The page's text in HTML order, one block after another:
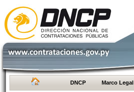
DNCP Marco Legal